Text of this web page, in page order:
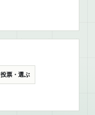
投票・選ぶ